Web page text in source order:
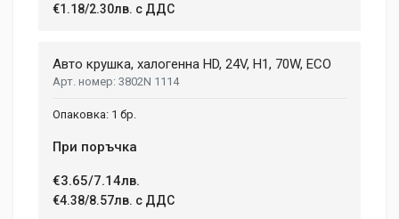
Post Your Review
€1.18/2.30лв. с ДДС
Авто крушка, халогенна HD, 24V, H1, 70W, ECO
3802N 1114
1 бр.
При поръчка
€3.65/7.14лв.
€4.38/8.57лв. с ДДС